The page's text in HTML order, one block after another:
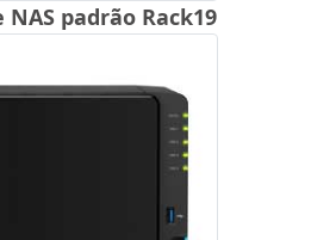
NAS padrão Rack19